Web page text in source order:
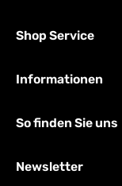
Shop Service
Informationen
So finden Sie uns
Newsletter